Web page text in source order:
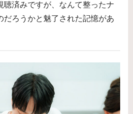
聴済みですが、なんて整ったナ
だろうかと魅了された記憶があ